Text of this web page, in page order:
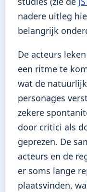
nadere uitleg
belangrijk
De acteurs
een ritme te
wat de
personages
zekere
door critici als
geprezen. De
acteurs en de
er soms lange
plaatsvinden,